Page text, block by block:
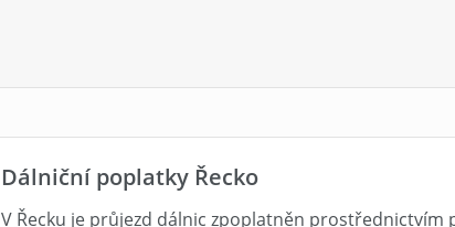
Dálniční poplatky Řecko
V Řecku je průjezd dálnic zpoplatněn